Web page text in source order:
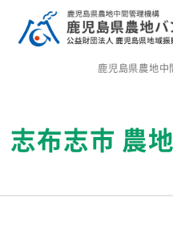
鹿児島県農地中
志布志市 農